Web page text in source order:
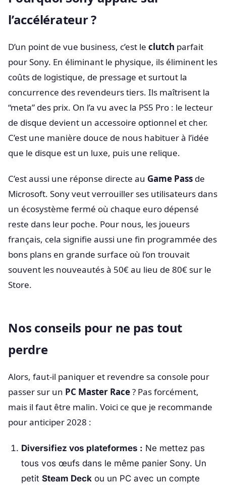
l’accélérateur ?
D’un point de vue business, c’est le clutch parfait
pour Sony. En éliminant le physique, ils éliminent les
coûts de logistique, de pressage et surtout la
concurrence des revendeurs tiers. Ils maîtrisent la
“meta” des prix. On l’a vu avec la PS5 Pro : le lecteur
de disque devient un accessoire optionnel et cher.
C’est une manière douce de nous habituer à l’idée
que le disque est un luxe, puis une relique.
C’est aussi une réponse directe au Game Pass de
Microsoft. Sony veut verrouiller ses utilisateurs dans
un écosystème fermé où chaque euro dépensé
reste dans leur poche. Pour nous, les joueurs
français, cela signifie aussi une fin programmée des
bons plans en grande surface où l’on trouvait
souvent les nouveautés à 50€ au lieu de 80€ sur le
Store.
Nos conseils pour ne pas tout
perdre
Alors, faut-il paniquer et revendre sa console pour
passer sur un PC Master Race? Pas forcément,
mais il faut être malin. Voici ce que je recommande
pour anticiper 2028 :
Diversifiez vos plateformes : Ne mettez pas
tous vos œufs dans le même panier Sony. Un
petit Steam Deckou un PC avec un compte